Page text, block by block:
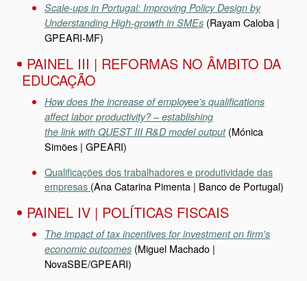
Scale-ups in Portugal: Improving Policy Design by
Understanding High-growth in SMEs (Rayam Caloba |
GPEARI-MF)
PAINEL III | REFORMAS NO ÂMBITO DA
EDUCAÇÃO
How does the increase of employee’s qualifications
affect labor productivity? – establishing
the link with QUEST III R&D model output(Mónica
Simões | GPEARI)
Qualificações dos trabalhadores e produtividade das
empresas (Ana Catarina Pimenta | Banco de Portugal)
PAINEL IV | POLÍTICAS FISCAIS
The impact of tax incentives for investment on firm's
economic outcomes (Miguel Machado |
NovaSBE/GPEARI)